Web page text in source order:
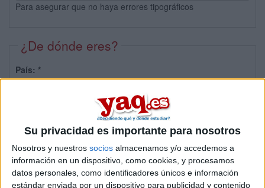
Su privacidad es importante para nosotros
Nosotros y nuestros socios almacenamos y/o accedemos a
información en un dispositivo, como cookies, y procesamos
datos personales, como identificadores únicos e información
estándar enviada por un dispositivo para publicidad y contenido
Para asegurar que no haya errores tipográficos
¿De dónde eres?
País: *
Sobre ti